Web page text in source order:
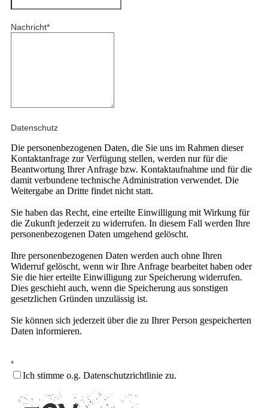
Nachricht*
Datenschutz
Die personenbezogenen Daten, die Sie uns im Rahmen dieser
Kontaktanfrage zur Verfügung stellen, werden nur für die
Beantwortung Ihrer Anfrage bzw. Kontaktaufnahme und für die
damit verbundene technische Administration verwendet. Die
Weitergabe an Dritte findet nicht statt.
Sie haben das Recht, eine erteilte Einwilligung mit Wirkung für
die Zukunft jederzeit zu widerrufen. In diesem Fall werden Ihre
personenbezogenen Daten umgehend gelöscht.
Ihre personenbezogenen Daten werden auch ohne Ihren
Widerruf gelöscht, wenn wir Ihre Anfrage bearbeitet haben oder
Sie die hier erteilte Einwilligung zur Speicherung widerrufen.
Dies geschieht auch, wenn die Speicherung aus sonstigen
gesetzlichen Gründen unzulässig ist.
Sie können sich jederzeit über die zu Ihrer Person gespeicherten
Daten informieren.
*
Ich stimme o.g. Datenschutzrichtlinie zu.